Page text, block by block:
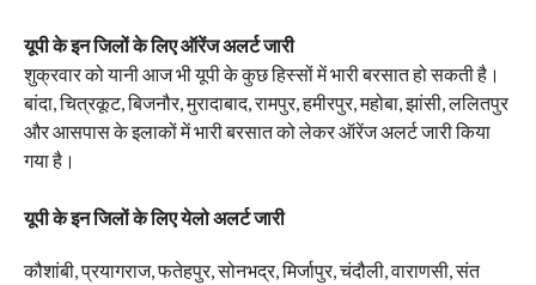
यूपी के इन जिलों के लिए ऑरेंज अलर्ट जारी
शुक्रवार को यानी आज भी यूपी के कुछ हिस्सों में भारी बरसात हो सकती है।
बांदा, चित्रकूट, बिजनौर, मुरादाबाद, रामपुर, हमीरपुर, महोबा, झांसी, ललितपुर
और आसपास के इलाकों में भारी बरसात को लेकर ऑरेंज अलर्ट जारी किया
गया है।
यूपी के इन जिलों के लिए येलो अलर्ट जारी
कौशांबी, प्रयागराज, फतेहपुर, सोनभद्र, मिर्जापुर, चंदौली, वाराणसी, संत